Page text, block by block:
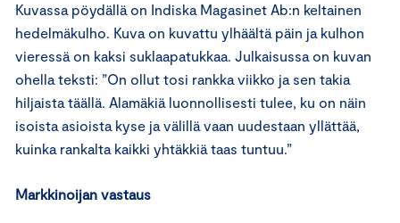
Kuvassa pöydällä on Indiska Magasinet Ab:n keltainen
hedelmäkulho. Kuva on kuvattu ylhäältä päin ja kulhon
vieressä on kaksi suklaapatukkaa. Julkaisussa on kuvan
ohella teksti: ”On ollut tosi rankka viikko ja sen takia
hiljaista täällä. Alamäkiä luonnollisesti tulee, ku on näin
isoista asioista kyse ja välillä vaan uudestaan yllättää,
kuinka rankalta kaikki yhtäkkiä taas tuntuu.”
Markkinoijan vastaus